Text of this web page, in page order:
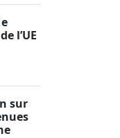
l’UE
sur